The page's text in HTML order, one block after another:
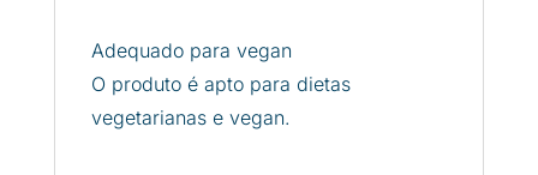
Adequado para vegan
O produto é apto para dietas
vegetarianas e vegan.